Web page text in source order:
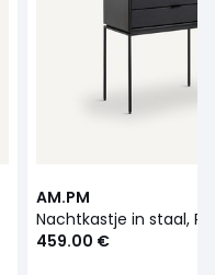
AM.PM
Nachtkastje in staal,
459.00 €